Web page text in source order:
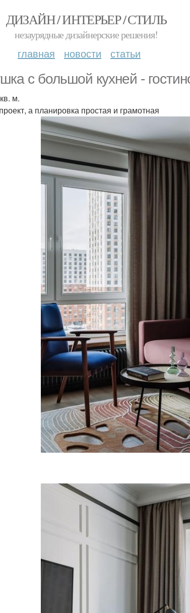
ДИЗАЙН / ИНТЕРЬЕР / СТИЛЬ
незаурядные дизайнерские решения!
главная новости статьи
с большой кухней -
м.
а планировка простая и грамотная